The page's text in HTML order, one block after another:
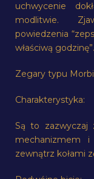
uchwycenie
modlitwie.
powiedzenia
właściwą godzinę”.
Zegary typu
Charakterystyka:
Są to zazwyczaj
mechanizmem i
zewnątrz kołami